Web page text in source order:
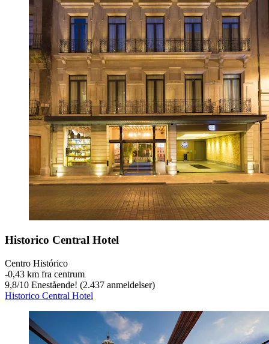
Historico Central Hotel
Centro Histórico
‐0,43 km fra centrum
9,8/10 Enestående! (2.437 anmeldelser)
Historico Central Hotel